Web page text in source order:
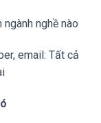
nghề nào
email: Tất cả